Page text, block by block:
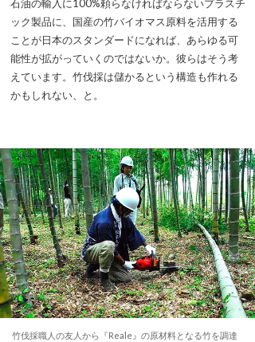
石油の輸入に100%頼らなければならないプラスチ
ック製品に、国産の竹バイオマス原料を活用する
ことが日本のスタンダードになれば、あらゆる可
能性が拡がっていくのではないか。彼らはそう考
えています。竹伐採は儲かるという構造も作れる
かもしれない、と。
竹伐採職人の友人から『Reale』の原材料となる竹を調達